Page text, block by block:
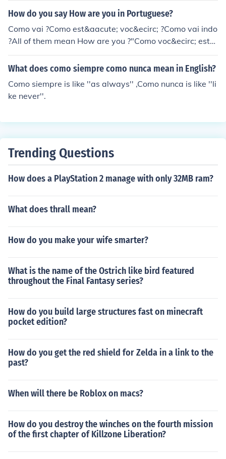
How do you say How are you in Portuguese?
Como vai ?Como est&aacute; voc&ecirc; ?Como vai indo
?All of them mean How are you ?"Como voc&ecirc; est&
aacute;?"
What does como siempre como nunca mean in English?
Como siempre is like ''as always'' ,Como nunca is like ''li
ke never''.
Trending Questions
How does a PlayStation 2 manage with only 32MB ram?
What does thrall mean?
How do you make your wife smarter?
What is the name of the Ostrich like bird featured
throughout the Final Fantasy series?
How do you build large structures fast on minecraft
pocket edition?
How do you get the red shield for Zelda in a link to the
past?
When will there be Roblox on macs?
How do you destroy the winches on the fourth mission
of the first chapter of Killzone Liberation?